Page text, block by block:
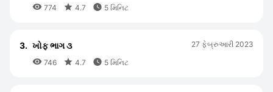
 774  4.7  5 મિનિટ
3. ખોફ ભાગ ૩
 746  4.7  5 મિનિટ
27 ફેબ્રુઆરી 2023